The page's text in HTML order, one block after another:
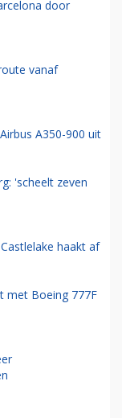
door
vanaf
A350-900 uit
'scheelt zeven
haakt af
met Boeing 777F